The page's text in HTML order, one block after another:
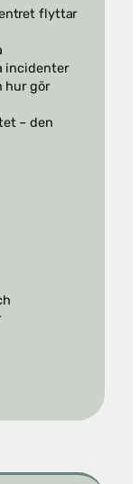
flyttar
incidenter
hur gör
– den